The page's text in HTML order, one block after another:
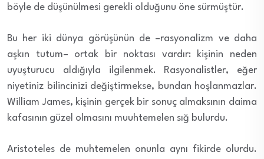
böyle de düşünülmesi gerekli olduğunu öne sürmüştür.
Bu her iki dünya görüşünün de –rasyonalizm ve daha
aşkın tutum– ortak bir noktası vardır: kişinin neden
uyuşturucu aldığıyla ilgilenmek. Rasyonalistler, eğer
niyetiniz bilincinizi değiştirmekse, bundan hoşlanmazlar.
William James, kişinin gerçek bir sonuç almaksının daima
kafasının güzel olmasını muuhtemelen sığ bulurdu.
Aristoteles de muhtemelen onunla aynı fikirde olurdu.